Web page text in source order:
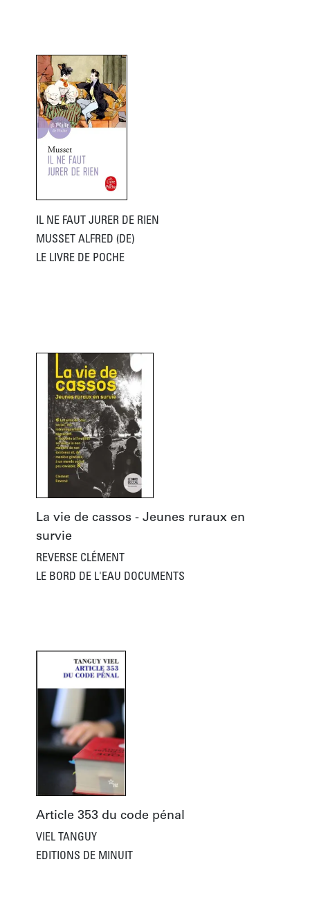
IL NE FAUT JURER DE RIEN
MUSSET ALFRED (DE)
LE LIVRE DE POCHE
La vie de cassos - Jeunes ruraux en
survie
REVERSE CLÉMENT
LE BORD DE L'EAU DOCUMENTS
Article 353 du code pénal
VIEL TANGUY
EDITIONS DE MINUIT